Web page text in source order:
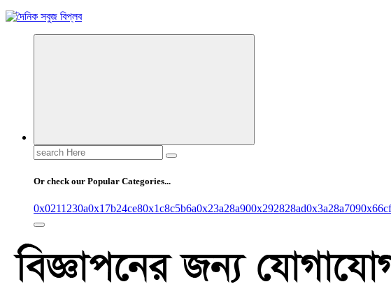
বাংলা নিউজ পেপার
Search
for:
Or check our Popular Categories...
0x0211230a0x17b24ce80x1c8c5b6a0x23a28a900x292828ad0x3a28a709